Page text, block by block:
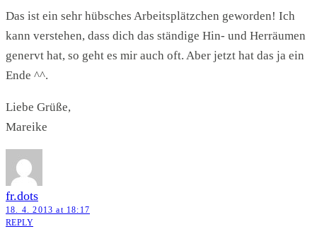
Das ist ein sehr hübsches Arbeitsplätzchen geworden! Ich
kann verstehen, dass dich das ständige Hin- und Herräumen
genervt hat, so geht es mir auch oft. Aber jetzt hat das ja ein
Ende ^^.
Liebe Grüße,
Mareike
fr.dots
18. 4. 2013 at 18:17
REPLY